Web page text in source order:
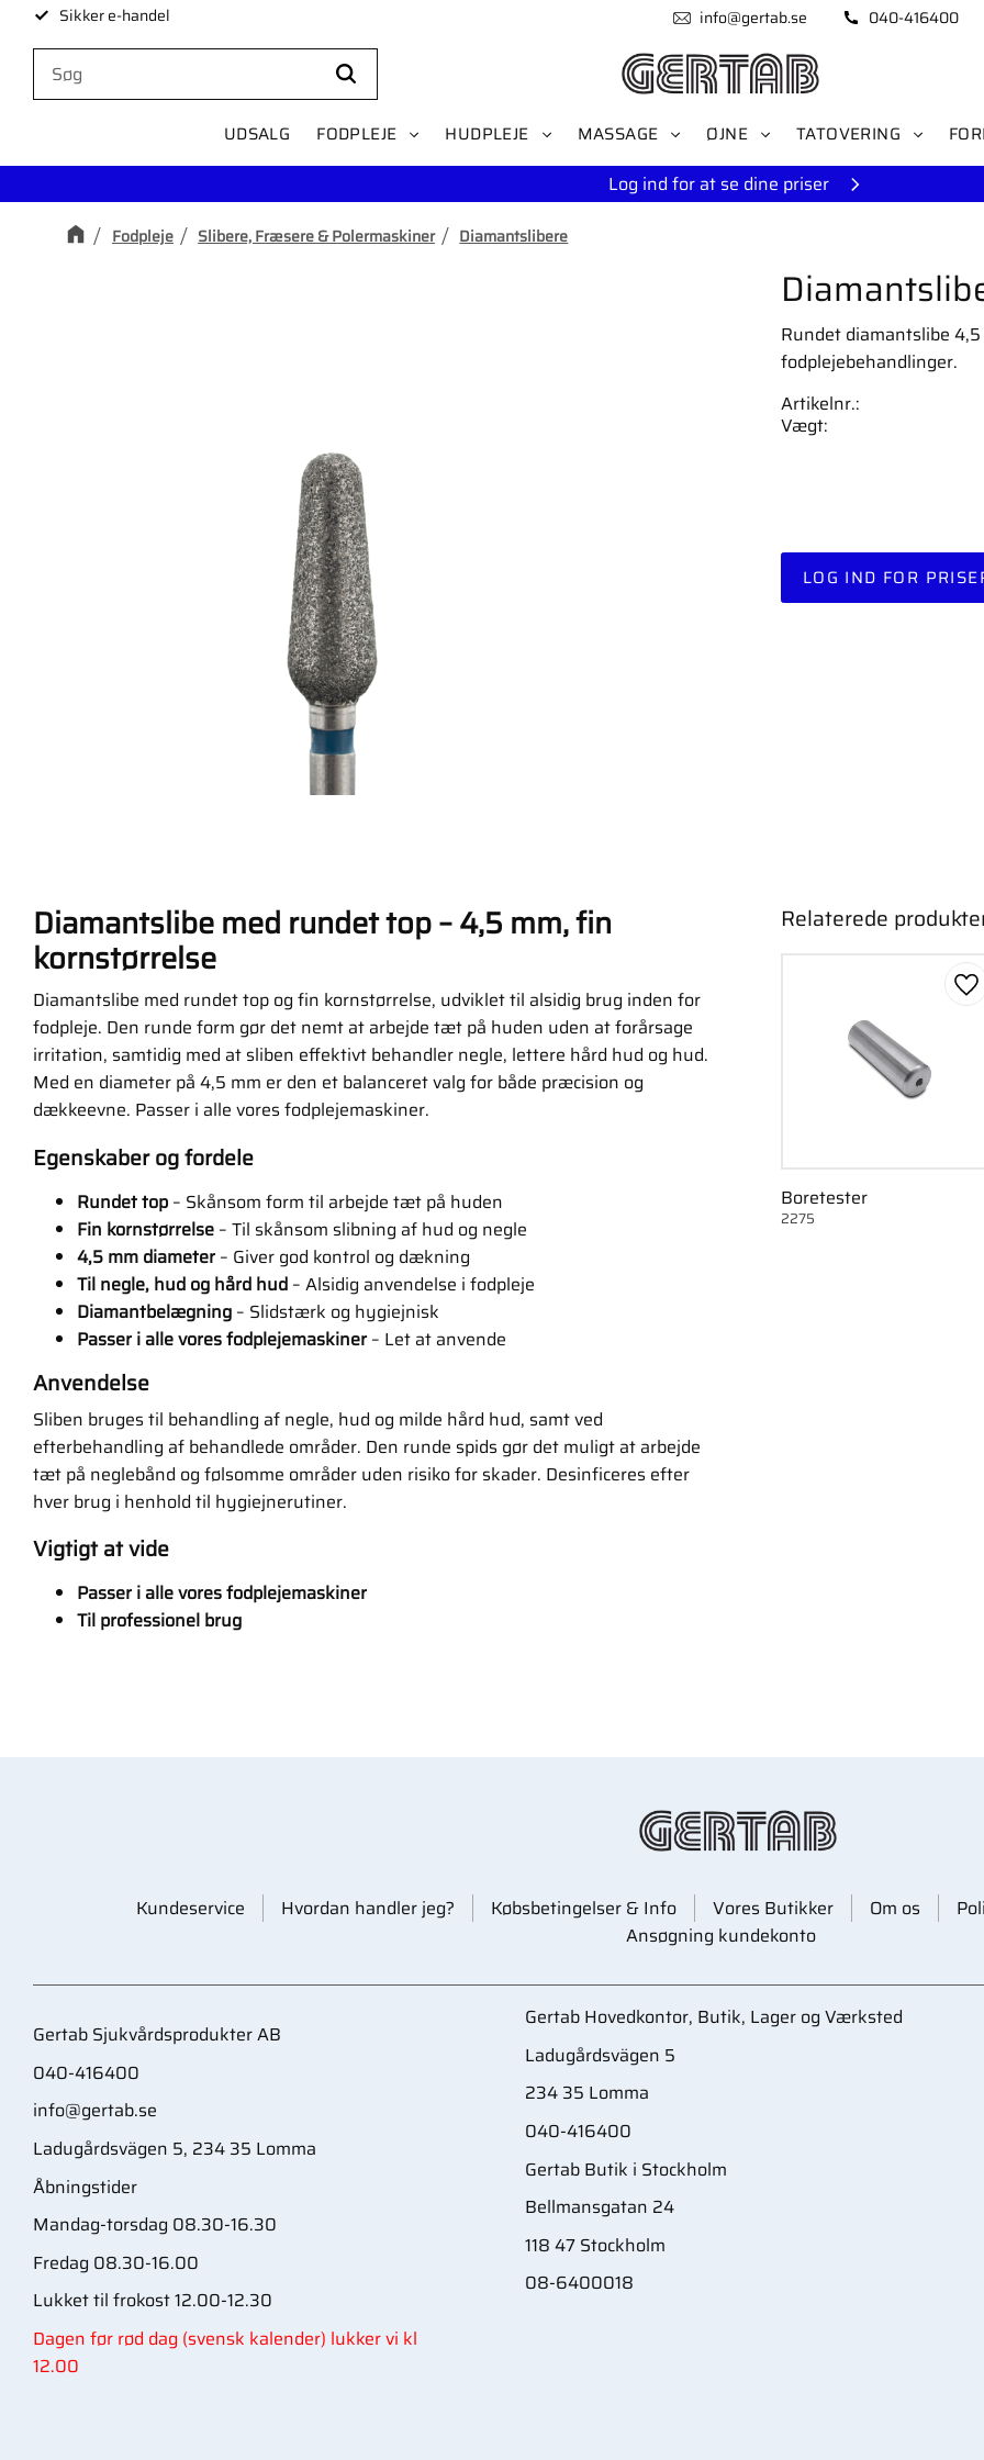
Sikker e-handel info@gertab.se 040-416400
UDSALG FODPLEJE HUDPLEJE MASSAGE ØJNE TATOVERING
Log ind for at se dine priser
Fodpleje Slibere, Fræsere & Polermaskiner Diamantslibere
Rundet diamantslibe
fodplejebehandlinger.
LOG IND FOR
Artikelnr.
Vægt
Diamantslibe med rundet top – 4,5 mm, fin
kornstørrelse
Diamantslibe med rundet top og fin kornstørrelse, udviklet til alsidig brug inden for
fodpleje. Den runde form gør det nemt at arbejde tæt på huden uden at forårsage
irritation, samtidig med at sliben effektivt behandler negle, lettere hård hud og hud.
Med en diameter på 4,5 mm er den et balanceret valg for både præcision og
dækkeevne. Passer i alle vores fodplejemaskiner.
Egenskaber og fordele
Rundet top – Skånsom form til arbejde tæt på huden
Fin kornstørrelse – Til skånsom slibning af hud og negle
4,5 mm diameter – Giver god kontrol og dækning
Til negle, hud og hård hud – Alsidig anvendelse i fodpleje
Diamantbelægning – Slidstærk og hygiejnisk
Passer i alle vores fodplejemaskiner – Let at anvende
Anvendelse
Sliben bruges til behandling af negle, hud og milde hård hud, samt ved
efterbehandling af behandlede områder. Den runde spids gør det muligt at arbejde
tæt på neglebånd og følsomme områder uden risiko for skader. Desinficeres efter
hver brug i henhold til hygiejnerutiner.
Vigtigt at vide
Passer i alle vores fodplejemaskiner
Til professionel brug
Relaterede
Boretester
2275
Kundeservice Hvordan handler jeg? Købsbetingelser & Info Vores Butikker Om os
Ansøgning kundekonto
Gertab Sjukvårdsprodukter AB
040-416400
info@gertab.se
Ladugårdsvägen 5, 234 35 Lomma
Åbningstider
Mandag-torsdag 08.30-16.30
Fredag 08.30-16.00
Lukket til frokost 12.00-12.30
Dagen før rød dag (svensk kalender) lukker vi kl
12.00
Gertab Hovedkontor, Butik, Lager og Værksted
Ladugårdsvägen 5
234 35 Lomma
040-416400
Gertab Butik i Stockholm
Bellmansgatan 24
118 47 Stockholm
08-6400018